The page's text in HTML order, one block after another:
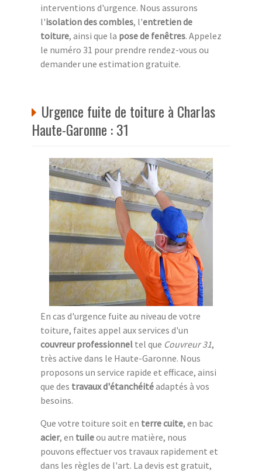
interventions d'urgence. Nous assurons
l'isolation des combles, l'entretien de
toiture, ainsi que la pose de fenêtres. Appelez
le numéro 31 pour prendre rendez-vous ou
demander une estimation gratuite.
Urgence fuite de toiture à Charlas
Haute-Garonne : 31
En cas d'urgence fuite au niveau de votre
toiture, faites appel aux services d'un
couvreur professionnel tel que Couvreur 31,
très active dans le Haute-Garonne. Nous
proposons un service rapide et efficace, ainsi
que des travaux d'étanchéitéadaptés à vos
besoins.
Que votre toiture soit en terre cuite, en bac
acier, en tuileou autre matière, nous
pouvons effectuer vos travaux rapidement et
dans les règles de l'art. La devis est gratuit,